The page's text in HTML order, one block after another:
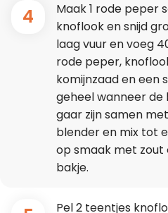
4
Maak 1 rode peper
knoflook en snijd
laag vuur en voeg
rode peper,
komijnzaad en een
geheel wanneer
gaar zijn samen
blender en mix tot
op smaak met
bakje.
Pel 2 teentjes